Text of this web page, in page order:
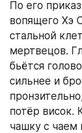
По его
вопящего Хэ
стальной
мертвецов.
бьётся
сильнее и
потёр висок.
чашку с чаем